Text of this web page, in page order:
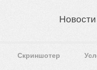
Новости
Скриншотер